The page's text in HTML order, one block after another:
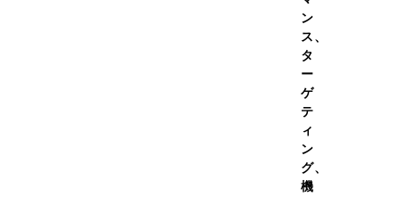
エイ100 今治タオルセットレモン風味 315g・DNSタオル（赤）
ン
ス、
タ
ー
ゲ
テ
ィ
ン
グ、
機